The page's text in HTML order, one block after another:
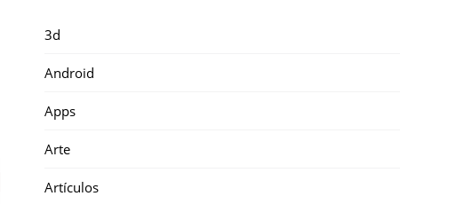
3d
Android
Apps
Arte
Artículos